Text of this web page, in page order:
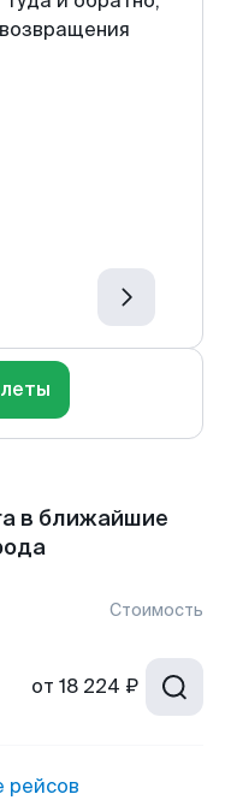
в ближайшие
Стоимость
от 18 224 ₽
рейсов